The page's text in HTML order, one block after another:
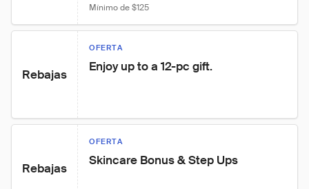
Mínimo de $125
Rebajas
OFERTA
Enjoy up to a 12-pc gift.
Rebajas
OFERTA
Skincare Bonus & Step Ups